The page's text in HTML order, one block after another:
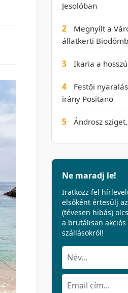
Jesolóban
2
Megnyílt a
állatkerti
3 Ikaria a
4
Festői
irány Positano
5 Ándrosz
Ne maradj le!
Iratkozz fel
elsőként értesülj
(tévesen hibás)
a brutálisan
szállásokról!